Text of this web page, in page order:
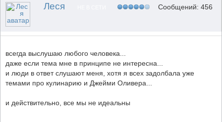
Леся Сообщений: 456
всегда выслушаю любого человека...
даже если тема мне в принципе не интересна...
и люди в ответ слушают меня, хотя я всех задолбала уже
темами про кулинарию и Джейми Оливера...
и действительно, все мы не идеальны